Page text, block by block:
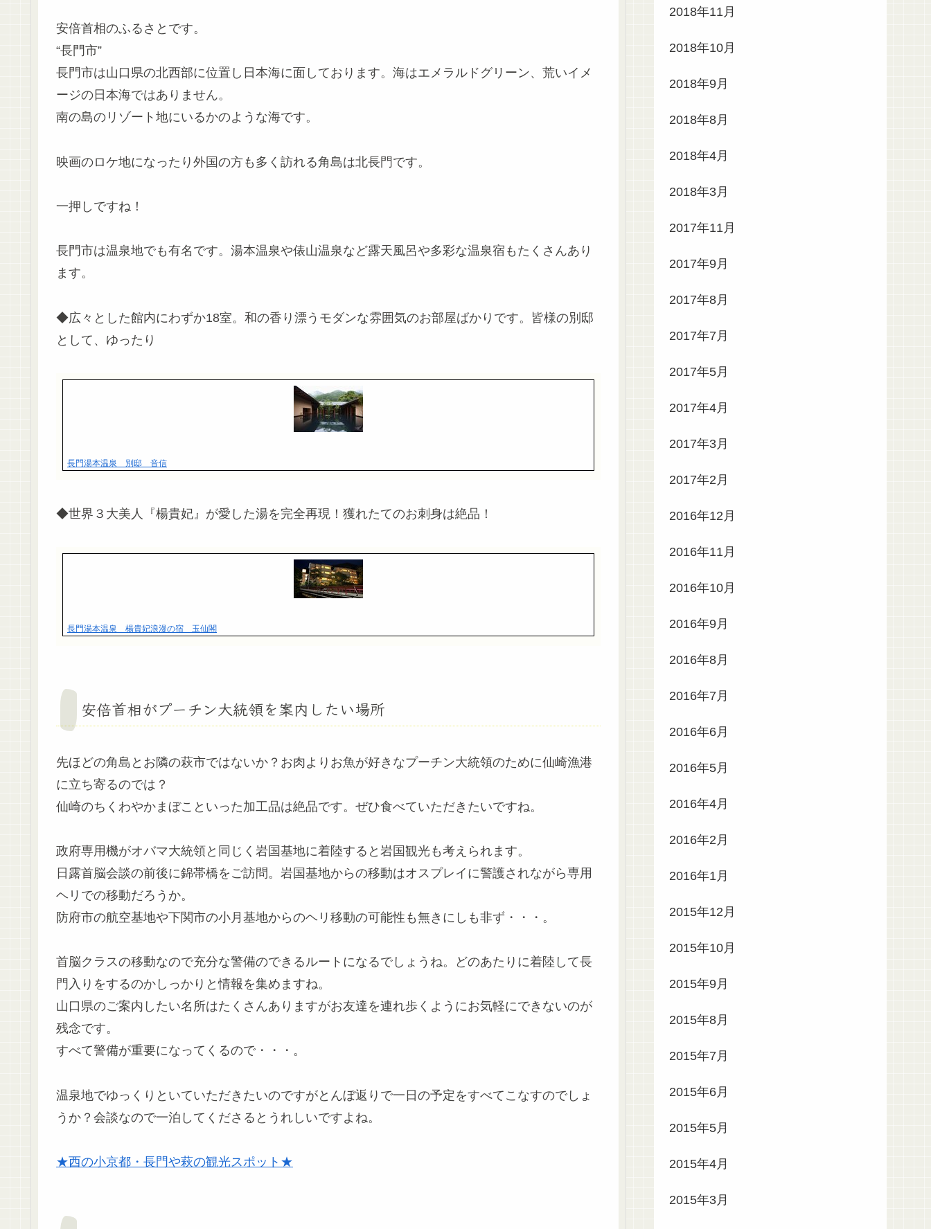
安倍首相のふるさとです。
“長門市”
長門市は山口県の北西部に位置し日本海に面しております。海はエメラルドグリーン、荒いイメ
ージの日本海ではありません。
南の島のリゾート地にいるかのような海です。
映画のロケ地になったり外国の方も多く訪れる角島は北長門です。
一押しですね！
長門市は温泉地でも有名です。湯本温泉や俵山温泉など露天風呂や多彩な温泉宿もたくさんあり
ます。
◆広々とした館内にわずか18室。和の香り漂うモダンな雰囲気のお部屋ばかりです。皆様の別邸
として、ゆったり
長門湯本温泉 別邸 音信
◆世界３大美人『楊貴妃』が愛した湯を完全再現！獲れたてのお刺身は絶品！
長門湯本温泉 楊貴妃浪漫の宿 玉仙閣
安倍首相がプーチン大統領を案内したい場所
先ほどの角島とお隣の萩市ではないか？お肉よりお魚が好きなプーチン大統領のために仙崎漁港
に立ち寄るのでは？
仙崎のちくわやかまぼこといった加工品は絶品です。ぜひ食べていただきたいですね。
政府専用機がオバマ大統領と同じく岩国基地に着陸すると岩国観光も考えられます。
日露首脳会談の前後に錦帯橋をご訪問。岩国基地からの移動はオスプレイに警護されながら専用
ヘリでの移動だろうか。
防府市の航空基地や下関市の小月基地からのヘリ移動の可能性も無きにしも非ず・・・。
首脳クラスの移動なので充分な警備のできるルートになるでしょうね。どのあたりに着陸して長
門入りをするのかしっかりと情報を集めますね。
山口県のご案内したい名所はたくさんありますがお友達を連れ歩くようにお気軽にできないのが
残念です。
すべて警備が重要になってくるので・・・。
温泉地でゆっくりといていただきたいのですがとんぼ返りで一日の予定をすべてこなすのでしょ
うか？会談なので一泊してくださるとうれしいですよね。
★西の小京都・長門や萩の観光スポット★
2018年11月
2018年10月
2018年9月
2018年8月
2018年4月
2018年3月
2017年11月
2017年9月
2017年8月
2017年7月
2017年5月
2017年4月
2017年3月
2017年2月
2016年12月
2016年11月
2016年10月
2016年9月
2016年8月
2016年7月
2016年6月
2016年5月
2016年4月
2016年2月
2016年1月
2015年12月
2015年10月
2015年9月
2015年8月
2015年7月
2015年6月
2015年5月
2015年4月
2015年3月